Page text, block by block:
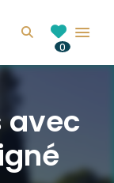
Search
0
avec